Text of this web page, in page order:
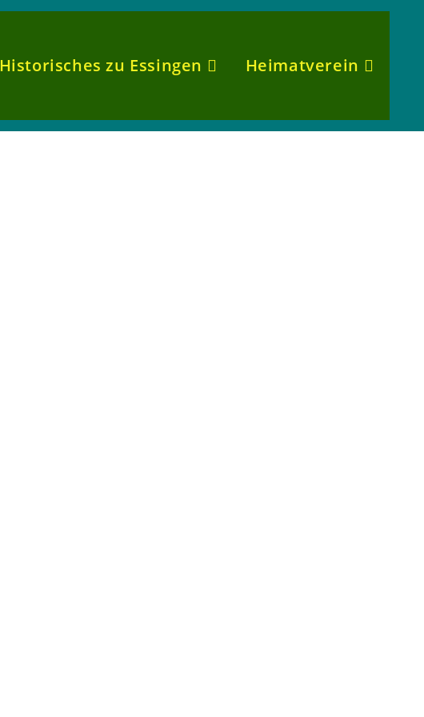
Historisches zu Essingen Heimatverein